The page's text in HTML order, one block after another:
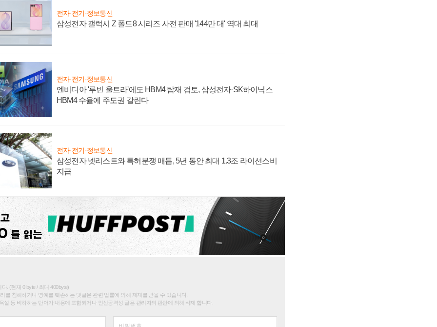
전자·전기·정보통신
삼성전자 갤럭시 Z 폴드8 시리즈 사전 판매 '144만 대' 역대 최대
전자·전기·정보통신
엔비디아 '루빈 울트라'에도 HBM4 탑재 검토, 삼성전자·SK하이닉스
HBM4 수율에 주도권 갈린다
전자·전기·정보통신
삼성전자 넷리스트와 특허분쟁 매듭, 5년 동안 최대 1.3조 라이선스비
지급
. (현재 0 byte / 최대 400byte)
를 침해하거나 명예를 훼손하는 댓글은 관련 법률에 의해 제재를 받을 수 있습니다.
설 등 비하하는 단어가 내용에 포함되거나 인신공격성 글은 관리자의 판단에 의해 삭제 합니다.